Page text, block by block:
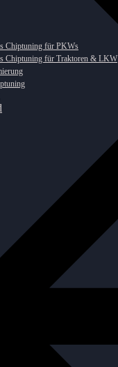
Chiptuning für PKWs
Chiptuning für Traktoren & LKW